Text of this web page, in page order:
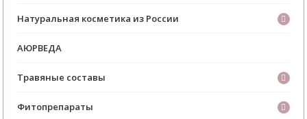
Натуральная косметика из России
АЮРВЕДА
Травяные составы
Фитопрепараты